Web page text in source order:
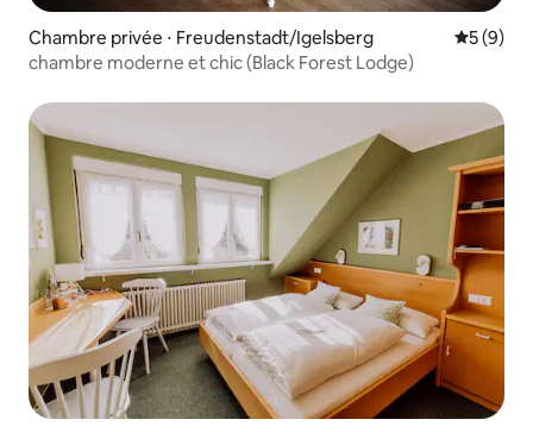
Chambre privée ⋅ Freudenstadt/Igelsberg
5 (9)
chambre moderne et chic (Black Forest Lodge)